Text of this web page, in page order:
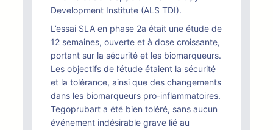
Development Institute (ALS TDI).
L’essai SLA en phase 2a était une étude de
12 semaines, ouverte et à dose croissante,
portant sur la sécurité et les biomarqueurs.
Les objectifs de l’étude étaient la sécurité
et la tolérance, ainsi que des changements
dans les biomarqueurs pro-inflammatoires.
Tegoprubart a été bien toléré, sans aucun
événement indésirable grave lié au